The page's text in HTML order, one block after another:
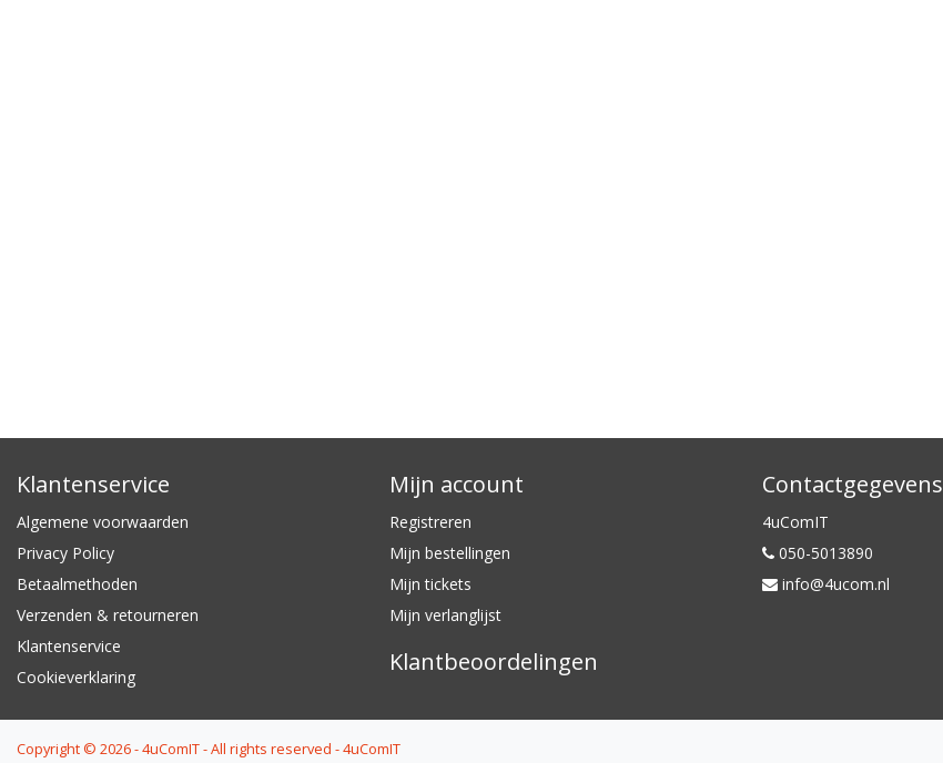
Klantenservice
Algemene voorwaarden
Privacy Policy
Betaalmethoden
Verzenden & retourneren
Klantenservice
Cookieverklaring
Mijn account
Registreren
Mijn bestellingen
Mijn tickets
Mijn verlanglijst
Klantbeoordelingen
Contactgegevens
4uComIT
050-5013890
info@4ucom.nl
Copyright © 2026 - 4uComIT - All rights reserved - 4uComIT